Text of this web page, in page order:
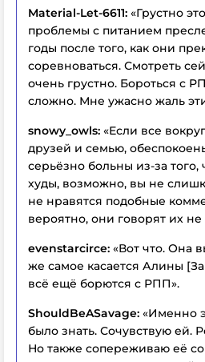
Material-Let-6611: «Грустно
проблемы с питанием
годы после того, как они
соревноваться. Смотреть
очень грустно. Бороться с
сложно. Мне ужасно жаль
snowy_owls: «Если все
друзей и семью,
серьёзно больны из-за того,
худы, возможно, вы не
не нравятся подобные
вероятно, они говорят их не
evenstarcirce: «Вот что. Она
же самое касается Алины
всё ещё борются с РПП».
ShouldBeASavage: «Именно
было знать. Сочувствую ей.
Но также сопереживаю её